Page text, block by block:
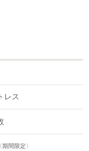
レス
〈期間限定〉